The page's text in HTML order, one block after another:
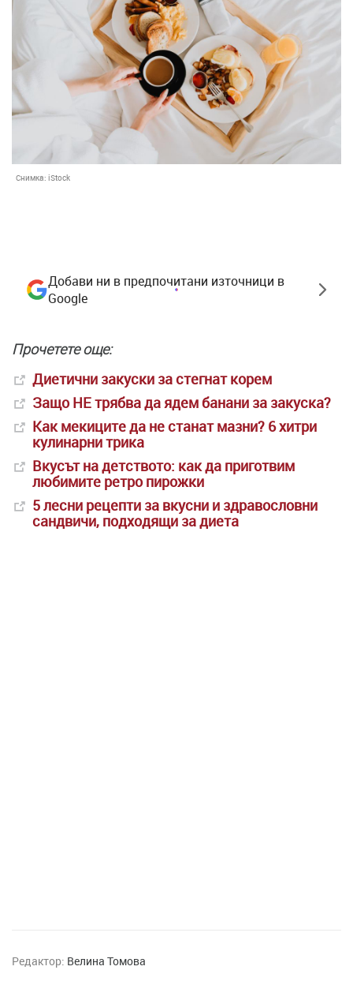
Снимка: iStock
Добави ни в предпочитани източници в
Google
Прочетете още:
Диетични закуски за стегнат корем
Защо НЕ трябва да ядем банани за закуска?
Как мекиците да не станат мазни? 6 хитри
кулинарни трика
Вкусът на детството: как да приготвим
любимите ретро пирожки
5 лесни рецепти за вкусни и здравословни
сандвичи, подходящи за диета
Редактор: Велина Томова